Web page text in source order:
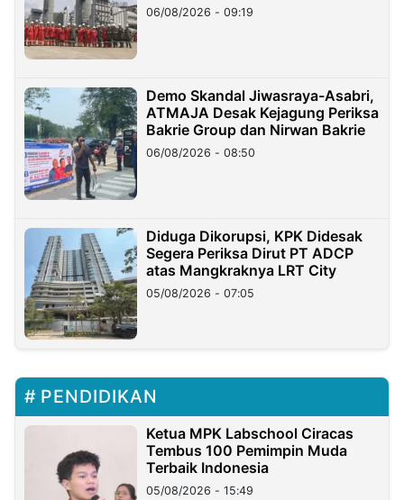
06/08/2026 - 09:19
Demo Skandal Jiwasraya-Asabri,
ATMAJA Desak Kejagung Periksa
Bakrie Group dan Nirwan Bakrie
06/08/2026 - 08:50
Diduga Dikorupsi, KPK Didesak
Segera Periksa Dirut PT ADCP
atas Mangkraknya LRT City
05/08/2026 - 07:05
PENDIDIKAN
Ketua MPK Labschool Ciracas
Tembus 100 Pemimpin Muda
Terbaik Indonesia
05/08/2026 - 15:49